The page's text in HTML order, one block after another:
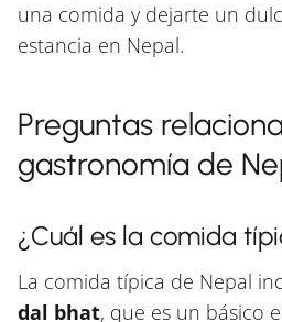
una comida y dejarte un
estancia en Nepal.
Preguntas
gastronomía de
¿Cuál es la comida
La comida típica de Nepal
dal bhat, que es un básico